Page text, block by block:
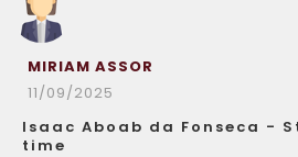
MIRIAM ASSOR
11/09/2025
Isaac Aboab da Fonseca -
time